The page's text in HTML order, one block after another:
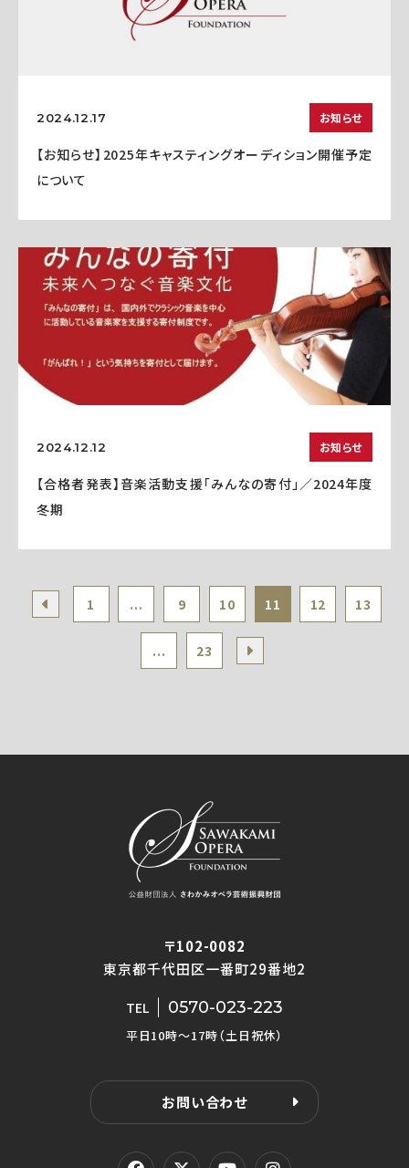
2024.12.17 お知らせ
【お知らせ】2025年キャスティングオーディション開催予定
について
2024.12.12 お知らせ
【合格者発表】音楽活動支援「みんなの寄付」／2024年度
冬期
1 ... 9 10 11 12 13
... 23
〒102-0082
東京都千代田区一番町29番地2
TEL 0570-023-223
平日10時〜17時（土日祝休）
お問い合わせ